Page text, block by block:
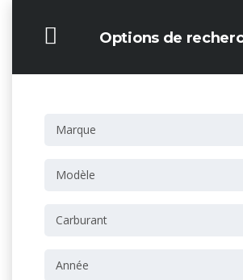
Options de
Marque
Modèle
Carburant
Année